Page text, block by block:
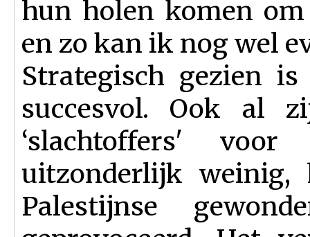
hun holen komen
en zo kan ik nog wel
Strategisch gezien
succesvol. Ook al
‘slachtoffers'
uitzonderlijk weinig,
Palestijnse